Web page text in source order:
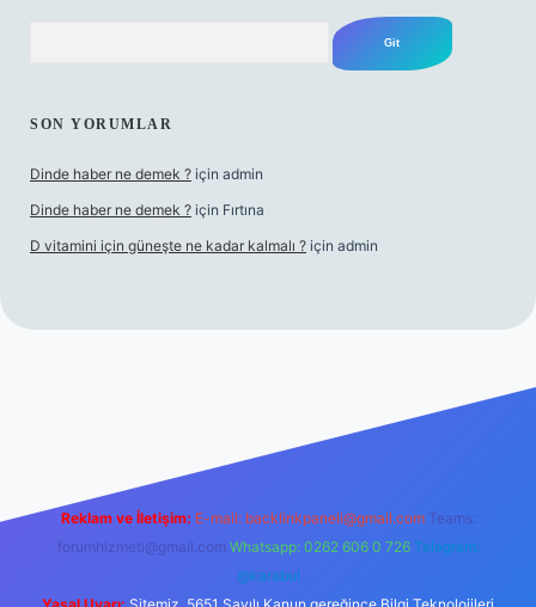
SON YORUMLAR
Dinde haber ne demek ? için admin
Dinde haber ne demek ? için Fırtına
D vitamini için güneşte ne kadar kalmalı ? için admin
Reklam ve İletişim: E-mail: backlinkpaneli@gmail.com Teams:
forumhizmeti@gmail.com Whatsapp: 0262 606 0 726 Telegram:
@karabul